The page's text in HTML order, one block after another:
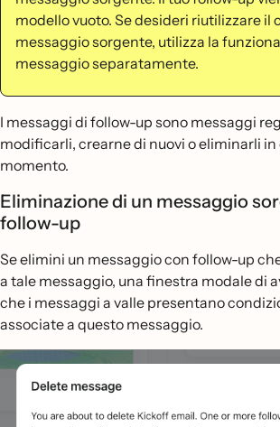
modello vuoto. Se desideri riutilizzare il
messaggio sorgente, utilizza la
messaggio separatamente.
I messaggi di follow-up sono messaggi
modificarli, crearne di nuovi o eliminarli in
momento.
Eliminazione di un messaggio
follow-up
Se elimini un messaggio con follow-up
a tale messaggio, una finestra modale di
che i messaggi a valle presentano
associate a questo messaggio.